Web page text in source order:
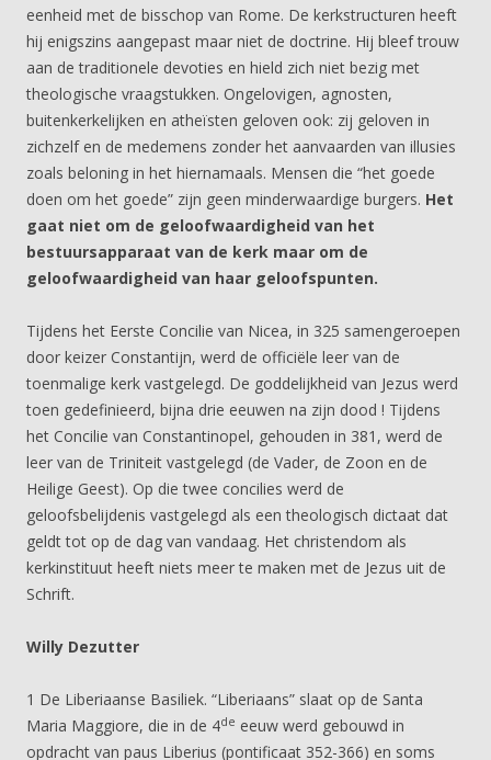
eenheid met de bisschop van Rome. De kerkstructuren heeft
hij enigszins aangepast maar niet de doctrine. Hij bleef trouw
aan de traditionele devoties en hield zich niet bezig met
theologische vraagstukken. Ongelovigen, agnosten,
buitenkerkelijken en atheïsten geloven ook: zij geloven in
zichzelf en de medemens zonder het aanvaarden van illusies
zoals beloning in het hiernamaals. Mensen die “het goede
doen om het goede” zijn geen minderwaardige burgers. Het
gaat niet om de geloofwaardigheid van het
bestuursapparaat van de kerk maar om de
geloofwaardigheid van haar geloofspunten.
Tijdens het Eerste Concilie van Nicea, in 325 samengeroepen
door keizer Constantijn, werd de officiële leer van de
toenmalige kerk vastgelegd. De goddelijkheid van Jezus werd
toen gedefinieerd, bijna drie eeuwen na zijn dood ! Tijdens
het Concilie van Constantinopel, gehouden in 381, werd de
leer van de Triniteit vastgelegd (de Vader, de Zoon en de
Heilige Geest). Op die twee concilies werd de
geloofsbelijdenis vastgelegd als een theologisch dictaat dat
geldt tot op de dag van vandaag. Het christendom als
kerkinstituut heeft niets meer te maken met de Jezus uit de
Schrift.
Willy Dezutter
1 De Liberiaanse Basiliek. “Liberiaans” slaat op de Santa
Maria Maggiore, die in de 4de eeuw werd gebouwd in
opdracht van paus Liberius (pontificaat 352-366) en soms